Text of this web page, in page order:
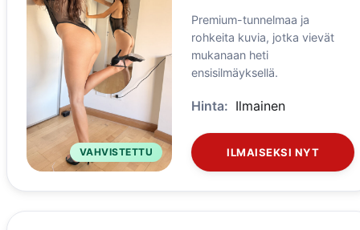
VAHVISTETTU
Premium-tunnelmaa ja
rohkeita kuvia, jotka vievät
mukanaan heti
ensisilmäyksellä.
Hinta: Ilmainen
ILMAISEKSI NYT